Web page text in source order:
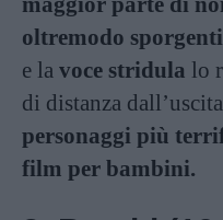
oltremodo sporgenti
e la voce stridula lo
di distanza
personaggi più
film per bambini.